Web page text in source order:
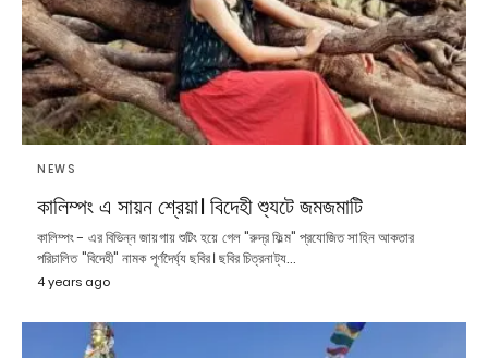
NEWS
কালিম্পং এ সায়ন শ্রেয়া। বিদেহী শ্যুটে জমজমাটি
কালিম্পং - এর বিভিন্ন জায়গায় শুটিং হয়ে গেল "রুদ্র ফিল্ম" প্রযোজিত সাহিন আকতার
পরিচালিত "বিদেহী" নামক পূর্ণদৈর্ঘ্য ছবির। ছবির চিত্রনাট্য…
4 years ago